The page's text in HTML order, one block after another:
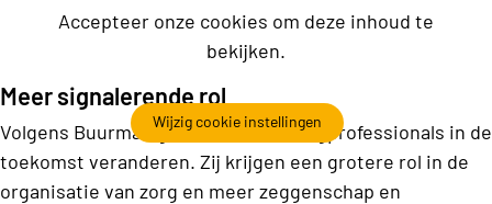
Accepteer onze cookies om deze inhoud te
bekijken.
Wijzig cookie instellingen
Meer signalerende rol
Volgens Buurman gaat de rol van zorgprofessionals in de
toekomst veranderen. Zij krijgen een grotere rol in de
organisatie van zorg en meer zeggenschap en